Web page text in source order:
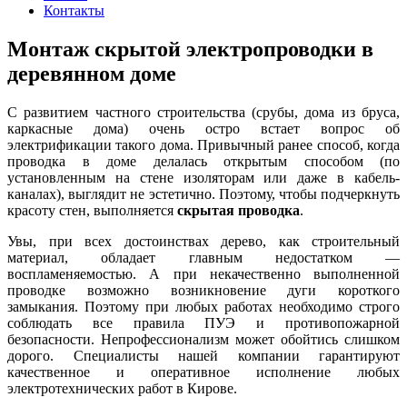
Контакты
Монтаж скрытой электропроводки в
деревянном доме
С развитием частного строительства (срубы, дома из бруса,
каркасные дома) очень остро встает вопрос об
электрификации такого дома. Привычный ранее способ, когда
проводка в доме делалась открытым способом (по
установленным на стене изоляторам или даже в кабель-
каналах), выглядит не эстетично. Поэтому, чтобы подчеркнуть
красоту стен, выполняется скрытая проводка.
Увы, при всех достоинствах дерево, как строительный
материал, обладает главным недостатком —
воспламеняемостью. А при некачественно выполненной
проводке возможно возникновение дуги короткого
замыкания. Поэтому при любых работах необходимо строго
соблюдать все правилаПУЭ и противопожарной
безопасности. Непрофессионализм может обойтись слишком
дорого. Специалисты нашей компании гарантируют
качественное и оперативное исполнение любых
электротехнических работ в Кирове.